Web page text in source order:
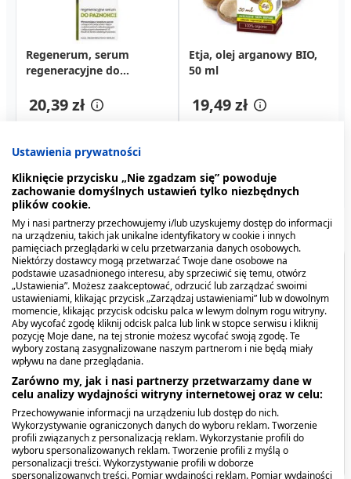
Regenerum, serum
regeneracyjne do
20,39 zł
Etja, olej arganowy BIO,
50 ml
19,49 zł
Aromactiv baby, żel, 20 g
14,89 zł
Kosmed Pazurek, gorzki
żel przeciw obgryzaniu
13,89 zł
Masc z vit. A, ochronna,
800 j.m./g, (Hasco), 25 g
Wiesiołek, kapsułki, 60
szt.
Spis treści
Opis produktu
Kiedy stosować produkt?
Dawkowanie
Co zawiera produkt?
Pokaż więcej
Ustawienia prywatności
Kliknięcie przycisku „Nie zgadzam się” powoduje
zachowanie domyślnych ustawień tylko niezbędnych
plików cookie.
My i nasi partnerzy przechowujemy i/lub uzyskujemy dostęp do informacji
na urządzeniu, takich jak unikalne identyfikatory w cookie i innych
pamięciach przeglądarki w celu przetwarzania danych osobowych.
Niektórzy dostawcy mogą przetwarzać Twoje dane osobowe na
podstawie uzasadnionego interesu, aby sprzeciwić się temu, otwórz
„Ustawienia”. Możesz zaakceptować, odrzucić lub zarządzać swoimi
ustawieniami, klikając przycisk „Zarządzaj ustawieniami” lub w dowolnym
momencie, klikając przycisk odcisku palca w lewym dolnym rogu witryny.
Aby wycofać zgodę kliknij odcisk palca lub link w stopce serwisu i kliknij
pozycję Moje dane, na tej stronie możesz wycofać swoją zgodę. Te
wybory zostaną zasygnalizowane naszym partnerom i nie będą miały
wpływu na dane przeglądania.
Zarówno my, jak i nasi partnerzy przetwarzamy dane w
celu analizy wydajności witryny internetowej oraz w celu:
Przechowywanie informacji na urządzeniu lub dostęp do nich.
Wykorzystywanie ograniczonych danych do wyboru reklam. Tworzenie
profili związanych z personalizacją reklam. Wykorzystanie profili do
wyboru spersonalizowanych reklam. Tworzenie profili z myślą o
personalizacji treści. Wykorzystywanie profili w doborze
spersonalizowanych treści. Pomiar wydajności reklam. Pomiar wydajności